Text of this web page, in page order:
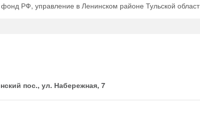
РФ, управление в Ленинском районе Тульской
пос., ул. Набережная, 7